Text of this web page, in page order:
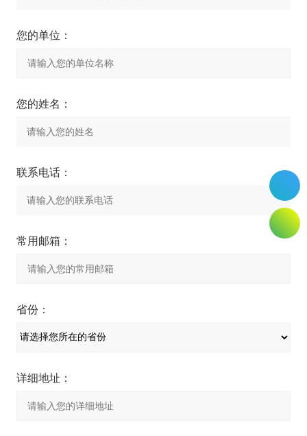
您的单位：
您的姓名：
联系电话：
常用邮箱：
省份：
详细地址：